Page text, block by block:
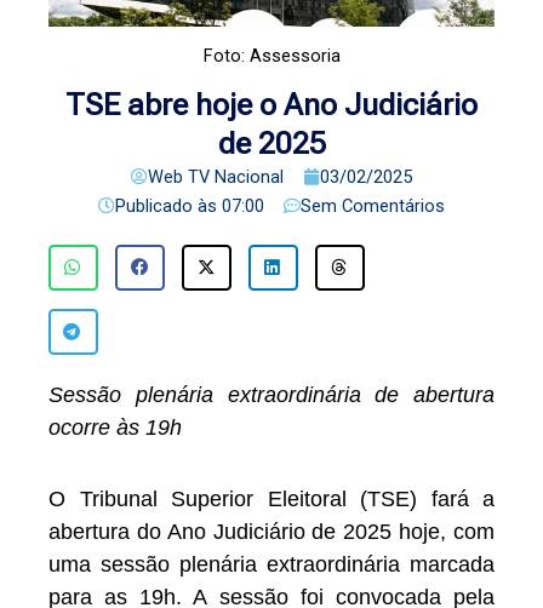
Foto: Assessoria
TSE abre hoje o Ano Judiciário
de 2025
Web TV Nacional
03/02/2025
Publicado às 07:00 Sem Comentários
Sessão plenária extraordinária de abertura
ocorre às 19h
O Tribunal Superior Eleitoral (TSE) fará a
abertura do Ano Judiciário de 2025 hoje, com
uma sessão plenária extraordinária marcada
para as 19h. A sessão foi convocada pela